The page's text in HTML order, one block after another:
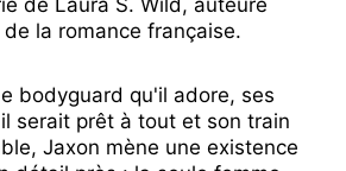
de Laura S. Wild, auteure
la romance française.
bodyguard qu'il adore, ses
serait prêt à tout et son train
Jaxon mène une existence